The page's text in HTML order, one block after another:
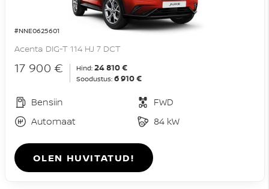
#NNE0625601
Acenta DIG-T 114 HJ 7 DCT
17 900 € Hind: 24 810 €
Soodustus: 6 910 €
Bensiin
FWD
Automaat
84 kW
OLEN HUVITATUD!